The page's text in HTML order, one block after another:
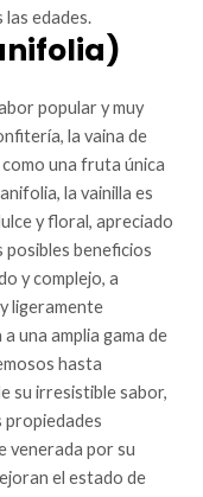
edades.
popular y muy
la vaina de
una fruta única
la vainilla es
y floral, apreciado
posibles beneficios
y complejo, a
ligeramente
una amplia gama de
hasta
su irresistible sabor,
propiedades
venerada por su
el estado de